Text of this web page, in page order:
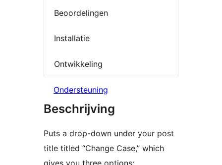
Beoordelingen
Installatie
Ontwikkeling
Ondersteuning
Beschrijving
Puts a drop-down under your post
title titled “Change Case,” which